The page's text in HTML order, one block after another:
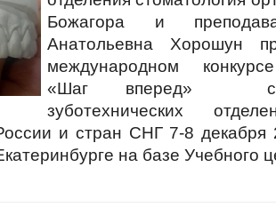
Божагора и
Анатольевна Хорошун
международном
«Шаг вперед»
зуботехнических
и стран СНГ 7-8 декабря
на базе Учебного